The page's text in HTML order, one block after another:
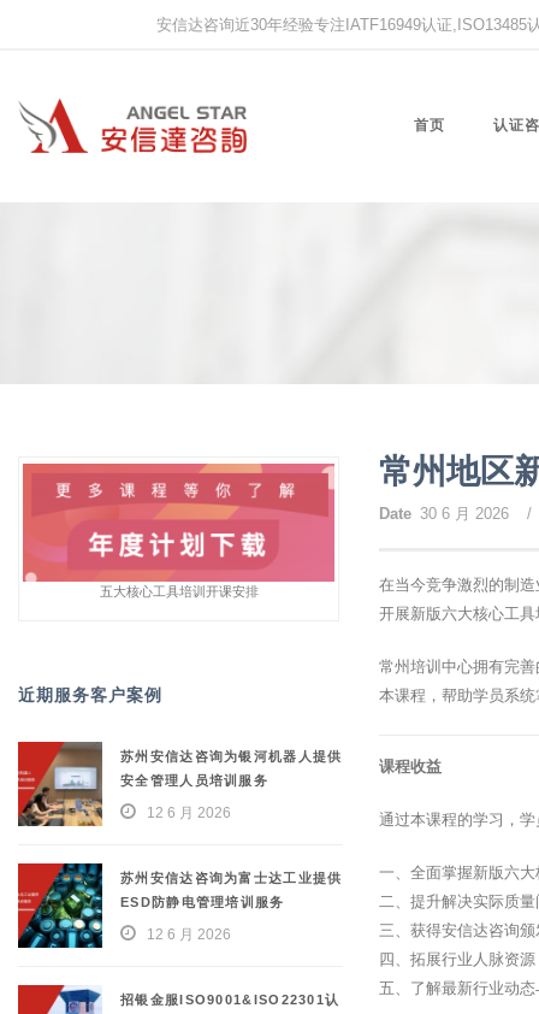
安信达咨询近30年经验专注IATF16949认证
首页 认证
常州地区
Date 30 6 月 2026 /
在当今竞争激烈的制
开展新版六大核心工
常州培训中心拥有完
本课程，帮助学员系
课程收益
通过本课程的学习，
一、全面掌握新版六
二、提升解决实际质
三、获得安信达咨询
四、拓展行业人脉资
五、了解最新行业动
五大核心工具培训开课安排
近期服务客户案例
苏州安信达咨询为银河机器人提供
安全管理人员培训服务
12 6 月 2026
苏州安信达咨询为富士达工业提供
ESD防静电管理培训服务
12 6 月 2026
招银金服ISO9001&ISO22301认